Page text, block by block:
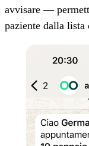
avvisare —
paziente dalla lista